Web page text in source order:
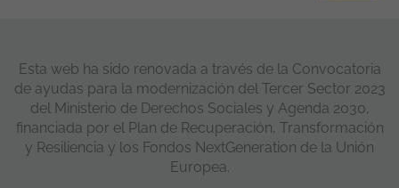
Esta web ha sido renovada a través de la Convocatoria
de ayudas para la modernización del Tercer Sector 2023
del Ministerio de Derechos Sociales y Agenda 2030,
financiada por el Plan de Recuperación, Transformación
y Resiliencia y los Fondos NextGeneration de la Unión
Europea.